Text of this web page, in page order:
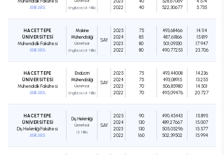
ANKARA
(İngilizce) (4 Yıllık)
2022
40
522,30677
5.735
HACETTEPE
ÜNİVERSİTESİ
Mühendislik Fakültesi
ANKARA
Makine
Mühendisliği
Ücretsiz
(İngilizce) (4 Yıllık)
SAY
2025
2024
2023
2022
75
85
80
80
493,68466
487,61866
501,09330
490,77253
14.114
15.819
17.947
23.706
HACETTEPE
ÜNİVERSİTESİ
Mühendislik Fakültesi
ANKARA
Endüstri
Mühendisliği
Ücretsiz
(İngilizce) (4 Yıllık)
SAY
2025
2024
2023
2022
75
75
70
70
493,44008
493,08915
506,85980
495,09476
14.236
13.255
14.501
20.727
HACETTEPE
ÜNİVERSİTESİ
Diş Hekimliği Fakültesi
ANKARA
Diş Hekimliği
Ücretsiz
(5 Yıllık)
SAY
2025
2024
2023
2022
90
130
130
160
490,45443
489,27667
505,05296
502,39502
15.895
15.007
15.577
15.994